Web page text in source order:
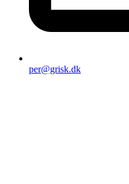
per@grisk.dk